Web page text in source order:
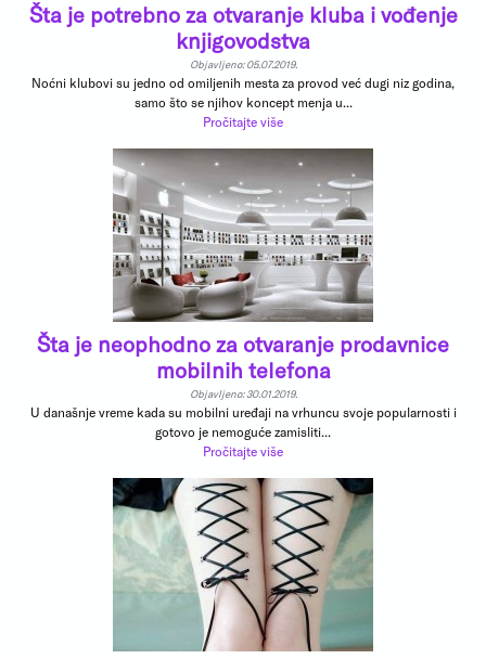
Šta je potrebno za otvaranje kluba i vođenje
knjigovodstva
Objavljeno: 05.07.2019.
Noćni klubovi su jedno od omiljenih mesta za provod već dugi niz godina,
samo što se njihov koncept menja u...
Pročitajte više
Šta je neophodno za otvaranje prodavnice
mobilnih telefona
Objavljeno: 30.01.2019.
U današnje vreme kada su mobilni uređaji na vrhuncu svoje popularnosti i
gotovo je nemoguće zamisliti...
Pročitajte više